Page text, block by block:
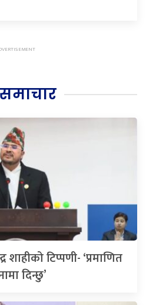
शाहीको टिप्पणी- ‘प्रमाणित
दिन्छु’